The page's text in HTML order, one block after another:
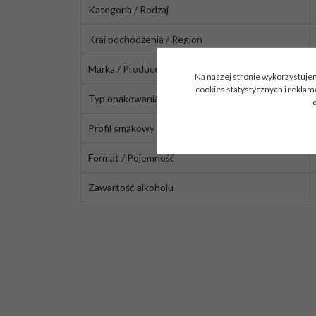
Kategoria / Rodzaj
Kraj pochodzenia / Region
Marka / Producent
Typ opakowania
Profil smakowy
Format / Pojemność
Zawartość alkoholu
Na naszej stronie
cookies statystycznych i